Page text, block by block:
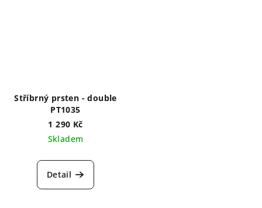
Stříbrný prsten - double
PT1035
1 290 Kč
Skladem
Detail